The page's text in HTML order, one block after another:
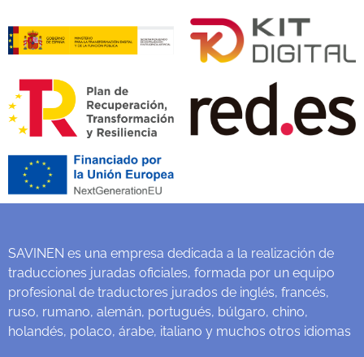
SAVINEN es una empresa dedicada a la realización de
traducciones juradas oficiales, formada por un equipo
profesional de traductores jurados de inglés, francés,
ruso, rumano, alemán, portugués, búlgaro, chino,
holandés, polaco, árabe, italiano y muchos otros idiomas